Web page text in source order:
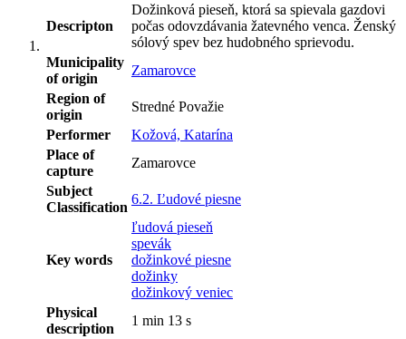
Descripton
Dožinková pieseň, ktorá sa spievala gazdovi
počas odovzdávania žatevného venca. Ženský
sólový spev bez hudobného sprievodu.
Municipality
of origin
Zamarovce
Region of
origin
Stredné Považie
Performer
Kožová, Katarína
Place of
capture
Zamarovce
Subject
Classification
6.2. Ľudové piesne
Key words
ľudová pieseň
spevák
dožinkové piesne
dožinky
dožinkový veniec
Physical
description
1 min 13 s